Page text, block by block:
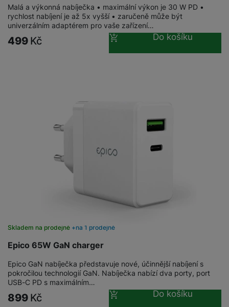
Malá a výkonná nabíječka • maximální výkon je 30 W PD •
rychlost nabíjení je až 5x vyšší • zaručeně může být
univerzálním adaptérem pro vaše zařízení…
499 Kč Do košíku
Epico 65W GaN charger
Skladem na prodejně na 1 prodejně
Epico GaN nabíječka představuje nové, účinnější nabíjení s
pokročilou technologií GaN. Nabíječka nabízí dva porty, port
USB-C PD s maximálním…
899 Kč Do košíku